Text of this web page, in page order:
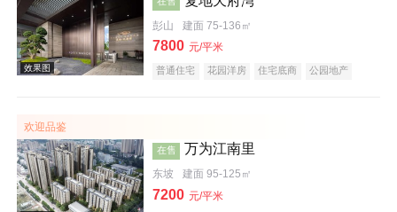
彭山 建面 75-136㎡
7800 元/平米
普通住宅 花园洋房 住宅底商 公园地产
欢迎品鉴
在售 万为江南里
东坡 建面 95-125㎡
7200 元/平米